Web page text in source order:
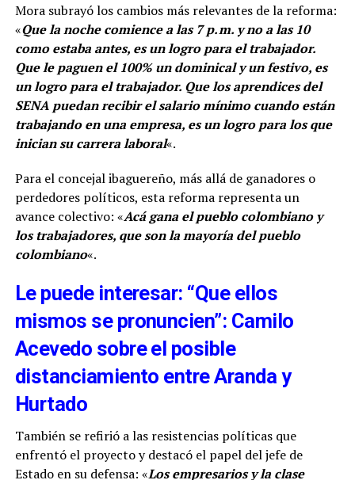
Mora subrayó los cambios más relevantes de la reforma:
«Que la noche comience a las 7 p. m. y no a las 10
como estaba antes, es un logro para el trabajador.
Que le paguen el 100% un dominical y un festivo, es
un logro para el trabajador. Que los aprendices del
SENA puedan recibir el salario mínimo cuando están
trabajando en una empresa, es un logro para los que
inician su carrera laboral«.
Para el concejal ibaguereño, más allá de ganadores o
perdedores políticos, esta reforma representa un
avance colectivo: «Acá gana el pueblo colombiano y
los trabajadores, que son la mayoría del pueblo
colombiano«.
Le puede interesar: “Que ellos
mismos se pronuncien”: Camilo
Acevedo sobre el posible
distanciamiento entre Aranda y
Hurtado
También se refirió a las resistencias políticas que
enfrentó el proyecto y destacó el papel del jefe de
Estado en su defensa: «Los empresarios y la clase